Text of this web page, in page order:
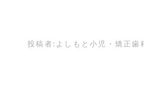
投稿者: よしもと小児・矯正歯